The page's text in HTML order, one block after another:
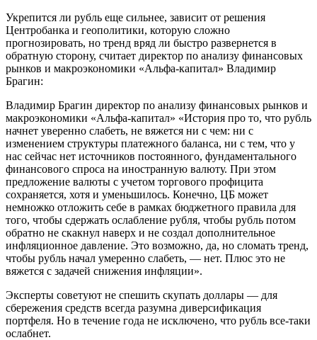
Укрепится ли рубль еще сильнее, зависит от решения
Центробанка и геополитики, которую сложно
прогнозировать, но тренд вряд ли быстро развернется в
обратную сторону, считает директор по анализу финансовых
рынков и макроэкономики «Альфа-капитал» Владимир
Брагин:
Владимир Брагин директор по анализу финансовых рынков и
макроэкономики «Альфа-капитал» «История про то, что рубль
начнет уверенно слабеть, не вяжется ни с чем: ни с
изменением структуры платежного баланса, ни с тем, что у
нас сейчас нет источников постоянного, фундаментального
финансового спроса на иностранную валюту. При этом
предложение валюты с учетом торгового профицита
сохраняется, хотя и уменьшилось. Конечно, ЦБ может
немножко отложить себе в рамках бюджетного правила для
того, чтобы сдержать ослабление рубля, чтобы рубль потом
обратно не скакнул наверх и не создал дополнительное
инфляционное давление. Это возможно, да, но сломать тренд,
чтобы рубль начал умеренно слабеть, — нет. Плюс это не
вяжется с задачей снижения инфляции».
Эксперты советуют не спешить скупать доллары — для
сбережения средств всегда разумна диверсификация
портфеля. Но в течение года не исключено, что рубль все-таки
ослабнет.